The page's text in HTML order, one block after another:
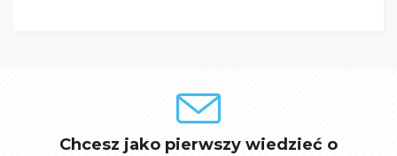
Chcesz jako pierwszy wiedzieć o